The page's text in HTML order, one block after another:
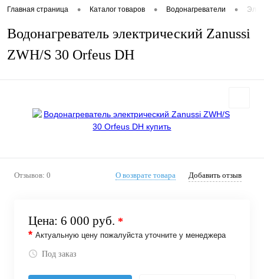
Главная страница • Каталог товаров • Водонагреватели •
Водонагреватель электрический Zanussi
ZWH/S 30 Orfeus DH
Отзывов: 0 О возврате товара Добавить отзыв
Цена: 6 000 руб. *
* Актуальную цену пожалуйста уточните у менеджера
Под заказ